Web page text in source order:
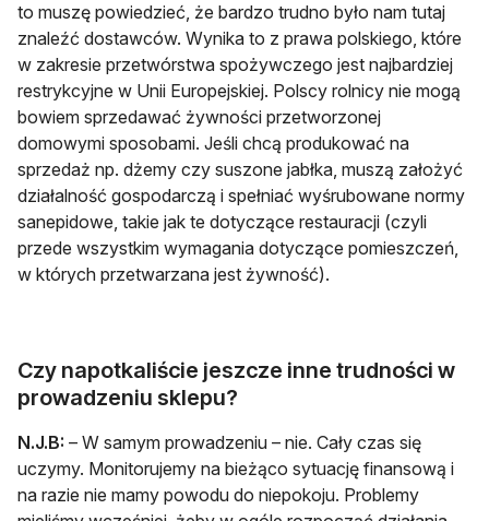
to muszę powiedzieć, że bardzo trudno było nam tutaj
znaleźć dostawców. Wynika to z prawa polskiego, które
w zakresie przetwórstwa spożywczego jest najbardziej
restrykcyjne w Unii Europejskiej. Polscy rolnicy nie mogą
bowiem sprzedawać żywności przetworzonej
domowymi sposobami. Jeśli chcą produkować na
sprzedaż np. dżemy czy suszone jabłka, muszą założyć
działalność gospodarczą i spełniać wyśrubowane normy
sanepidowe, takie jak te dotyczące restauracji (czyli
przede wszystkim wymagania dotyczące pomieszczeń,
w których przetwarzana jest żywność).
Czy napotkaliście jeszcze inne trudności w
prowadzeniu sklepu?
N.J.B: – W samym prowadzeniu – nie. Cały czas się
uczymy. Monitorujemy na bieżąco sytuację finansową i
na razie nie mamy powodu do niepokoju. Problemy